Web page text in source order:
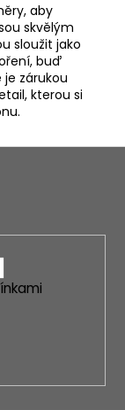
aby
skvělým
sloužit jako
buď
zárukou
kterou si